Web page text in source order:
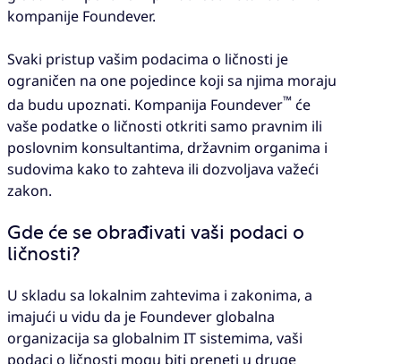
kompanije Foundever.
Svaki pristup vašim podacima o ličnosti je
ograničen na one pojedince koji sa njima moraju
da budu upoznati. Kompanija Foundever™ će
vaše podatke o ličnosti otkriti samo pravnim ili
poslovnim konsultantima, državnim organima i
sudovima kako to zahteva ili dozvoljava važeći
zakon.
Gde će se obrađivati vaši podaci o
ličnosti?
U skladu sa lokalnim zahtevima i zakonima, a
imajući u vidu da je Foundever globalna
organizacija sa globalnim IT sistemima, vaši
podaci o ličnosti mogu biti preneti u druge